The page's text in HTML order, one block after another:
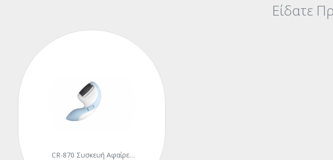
Είδατε
CR-870 Συσκευή Αφαίρεσης Κάλων